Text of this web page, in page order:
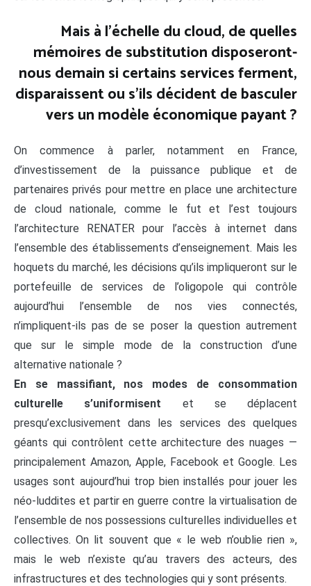
Mais à l’échelle du cloud, de quelles
mémoires de substitution disposeront-
nous demain si certains services ferment,
disparaissent ou s’ils décident de basculer
vers un modèle économique payant ?
On commence à parler, notamment en France,
d’investissement de la puissance publique et de
partenaires privés pour mettre en place une architecture
de cloud nationale, comme le fut et l’est toujours
l’architecture RENATER pour l’accès à internet dans
l’ensemble des établissements d’enseignement. Mais les
hoquets du marché, les décisions qu’ils impliqueront sur le
portefeuille de services de l’oligopole qui contrôle
aujourd’hui l’ensemble de nos vies connectés,
n’impliquent-ils pas de se poser la question autrement
que sur le simple mode de la construction d’une
alternative nationale ?
En se massifiant, nos modes de consommation
culturelle s’uniformisent et se déplacent
presqu’exclusivement dans les services des quelques
géants qui contrôlent cette architecture des nuages —
principalement Amazon, Apple, Facebook et Google. Les
usages sont aujourd’hui trop bien installés pour jouer les
néo-luddites et partir en guerre contre la virtualisation de
l’ensemble de nos possessions culturelles individuelles et
collectives. On lit souvent que « le web n’oublie rien »,
mais le web n’existe qu’au travers des acteurs, des
infrastructures et des technologies qui y sont présents.